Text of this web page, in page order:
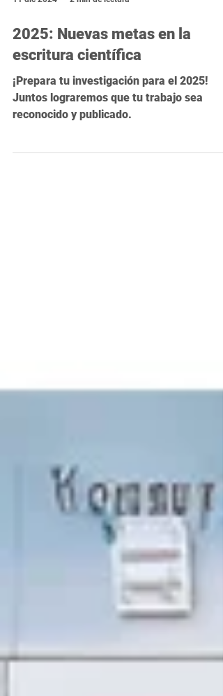
11 dic 2024 2 min de lectura
2025: Nuevas metas en la
escritura científica
Juntos lograremos que tu trabajo sea